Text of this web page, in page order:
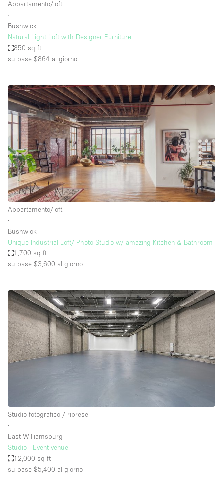
Appartamento/loft
∙
Bushwick
Natural Light Loft with Designer Furniture
850 sq ft
su base $864 al giorno
Appartamento/loft
∙
Bushwick
Unique Industrial Loft/ Photo Studio w/ amazing Kitchen & Bathroom
1,700 sq ft
su base $3,600 al giorno
Studio fotografico / riprese
∙
East Williamsburg
Studio - Event venue
12,000 sq ft
su base $5,400 al giorno